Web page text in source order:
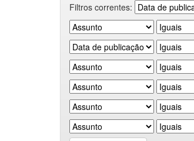
Filtros correntes: